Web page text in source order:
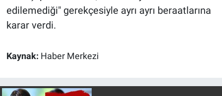
edilemediği" gerekçesiyle ayrı ayrı beraatlarına
karar verdi.
Kaynak: Haber Merkezi
Nedir
Programlar
Sağlık